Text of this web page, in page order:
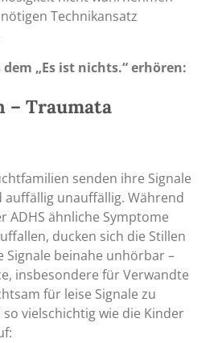
Technikansatz
„Es ist nichts.“ erhören:
– Traumata
senden ihre Signale
auffällig unauffällig. Während
ADHS ähnliche Symptome
ducken sich die Stillen
Signale beinahe unhörbar –
insbesondere für Verwandte
für leise Signale zu
vielschichtig wie die Kinder